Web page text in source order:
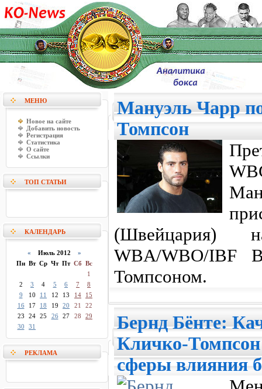
МЕНЮ
Новое на сайте
Добавить новость
Регистрация
Статистика
О сайте
Ссылки
ТОП СТАТЬИ
КАЛЕНДАРЬ
« Июль 2012 »
Пн Вт Ср Чт Пт Сб Вс
1
2
3 4 5 6 7
8
9
10 11 12 13 14
15
16
17 18 19 20 21
22
23
24 25 26 27 28
29
30
31
РЕКЛАМА
Мануэль Чарр
Томпсон
(Швейцария)
WBA/WBO/IBF
Томпсоном.
Бернд Бёнте:
Кличко-
сферы влияния